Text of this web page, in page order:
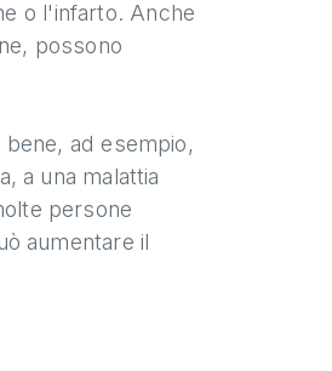
o l'infarto. Anche
possono
ad esempio,
a una malattia
persone
aumentare il